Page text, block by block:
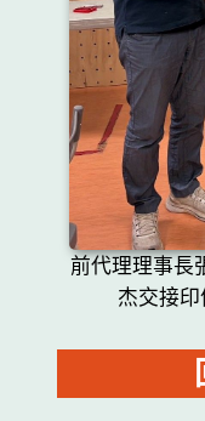
前代理理事長
杰交接